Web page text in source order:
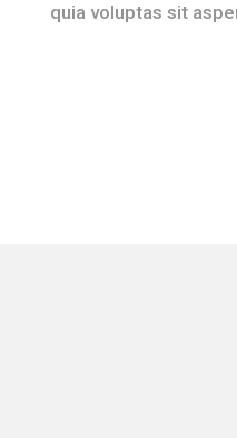
quia voluptas sit